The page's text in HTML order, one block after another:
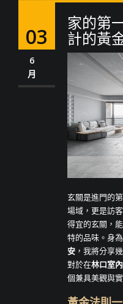
03
6
月
家的第
計的黃
玄關是進門的
場域，更是訪
得宜的玄關，
特的品味。身
安 ，我將分享
對於在林口室
個兼具美觀與